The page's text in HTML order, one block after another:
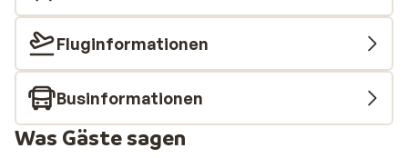
Fluginformationen
Businformationen
Was Gäste sagen